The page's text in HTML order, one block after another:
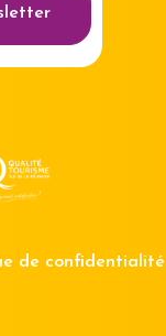
de confidentialité